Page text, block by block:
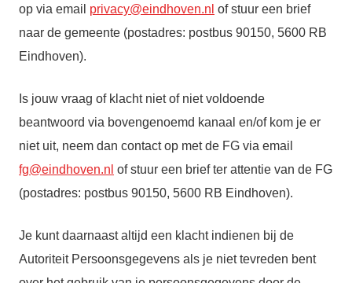
op via email privacy@eindhoven.nl of stuur een brief
naar de gemeente (postadres: postbus 90150, 5600 RB
Eindhoven).
Is jouw vraag of klacht niet of niet voldoende
beantwoord via bovengenoemd kanaal en/of kom je er
niet uit, neem dan contact op met de FG via email
fg@eindhoven.nl of stuur een brief ter attentie van de FG
(postadres: postbus 90150, 5600 RB Eindhoven).
Je kunt daarnaast altijd een klacht indienen bij de
Autoriteit Persoonsgegevens als je niet tevreden bent